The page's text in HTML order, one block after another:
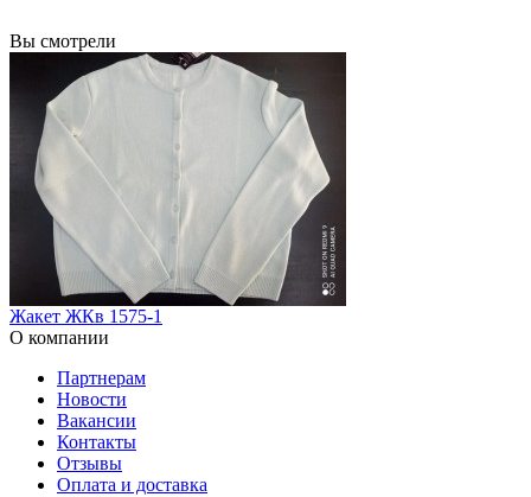
Вы смотрели
Жакет ЖКв 1575-1
О компании
Партнерам
Новости
Вакансии
Контакты
Отзывы
Оплата и доставка